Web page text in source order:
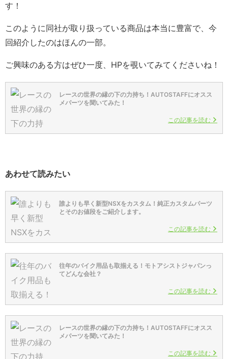
す！
このように同社が取り扱っている商品は本当に豊富で、今
回紹介したのはほんの一部。
ご興味のある方はぜひ一度、HPを覗いてみてくださいね！
レースの世界の縁の下の力持ち！AUTOSTAFFにオスス
メパーツを聞いてみた！
この記事を読む
あわせて読みたい
誰よりも早く新型NSXをカスタム！純正カスタムパーツ
とそのお値段をご紹介します。
この記事を読む
往年のバイク用品も取揃える！モトアシストジャパンっ
てどんな会社？
この記事を読む
レースの世界の縁の下の力持ち！AUTOSTAFFにオスス
メパーツを聞いてみた！
この記事を読む